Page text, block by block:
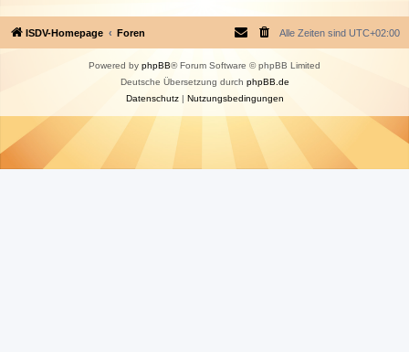
ISDV-Homepage Foren Alle Zeiten sind UTC+02:00
Powered by phpBB® Forum Software © phpBB Limited
Deutsche Übersetzung durch phpBB.de
Datenschutz| Nutzungsbedingungen